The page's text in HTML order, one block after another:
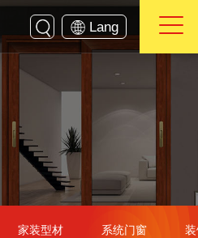
Lang
家装型材 系统门窗